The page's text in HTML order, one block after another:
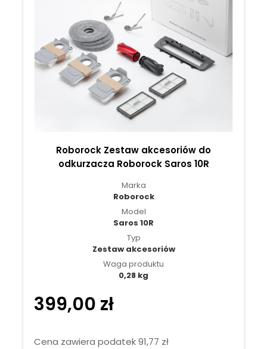
Roborock Zestaw akcesoriów do
odkurzacza Roborock Saros 10R
Marka
Roborock
Model
Saros 10R
Typ
Zestaw akcesoriów
Waga produktu
0,28 kg
399,00 zł
Cena zawiera podatek 91,77 zł